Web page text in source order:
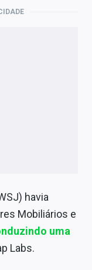
havia
Mobiliários e
uma
Labs.